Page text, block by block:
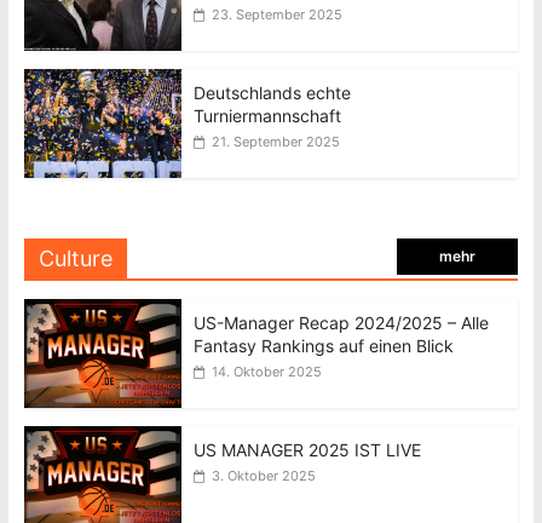
23. September 2025
Deutschlands echte
Turniermannschaft
21. September 2025
Culture mehr
US-Manager Recap 2024/2025 – Alle
Fantasy Rankings auf einen Blick
14. Oktober 2025
US MANAGER 2025 IST LIVE
3. Oktober 2025